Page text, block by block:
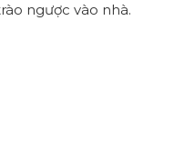
ngược vào nhà.